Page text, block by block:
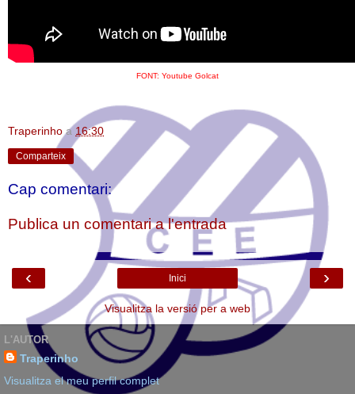
FONT: Youtube Golcat
Traperinho a 16:30
Comparteix
Cap comentari:
Publica un comentari a l'entrada
‹ ›
Inici
Visualitza la versió per a web
L'AUTOR
Traperinho
Visualitza el meu perfil complet